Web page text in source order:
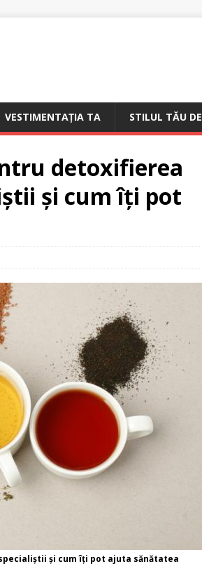
VESTIMENTAȚIA TA STILUL TĂU
detoxifierea
și cum îți pot
și cum îți pot ajuta sănătatea